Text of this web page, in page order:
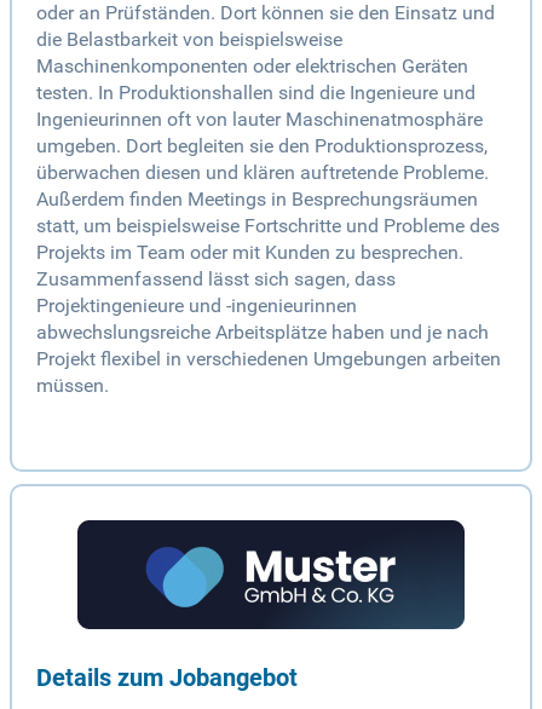
oder an Prüfständen. Dort können sie den Einsatz und
die Belastbarkeit von beispielsweise
Maschinenkomponenten oder elektrischen Geräten
testen. In Produktionshallen sind die Ingenieure und
Ingenieurinnen oft von lauter Maschinenatmosphäre
umgeben. Dort begleiten sie den Produktionsprozess,
überwachen diesen und klären auftretende Probleme.
Außerdem finden Meetings in Besprechungsräumen
statt, um beispielsweise Fortschritte und Probleme des
Projekts im Team oder mit Kunden zu besprechen.
Zusammenfassend lässt sich sagen, dass
Projektingenieure und -ingenieurinnen
abwechslungsreiche Arbeitsplätze haben und je nach
Projekt flexibel in verschiedenen Umgebungen arbeiten
müssen.
Details zum Jobangebot